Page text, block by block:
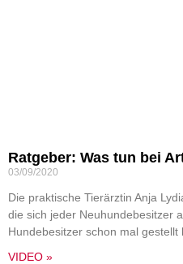
Ratgeber: Was tun bei
03/09/2020
Die praktische Tierärztin Anja
die sich jeder Neuhundebesitzer
Hundebesitzer schon mal gestellt
VIDEO »